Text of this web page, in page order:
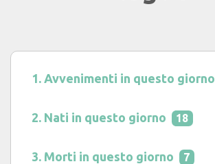
Avvenimenti in questo giorno
Nati in questo giorno 18
Morti in questo giorno 7